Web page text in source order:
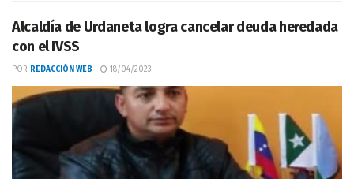
Alcaldía de Urdaneta logra cancelar deuda heredada
con el IVSS
POR REDACCIÓN WEB 18/04/2023